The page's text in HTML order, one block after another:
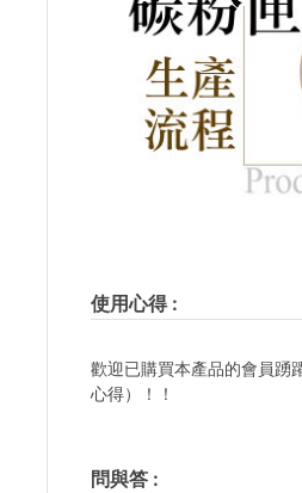
使用心得:
歡迎已購買本產品的會員踴
心得）！！
問與答: